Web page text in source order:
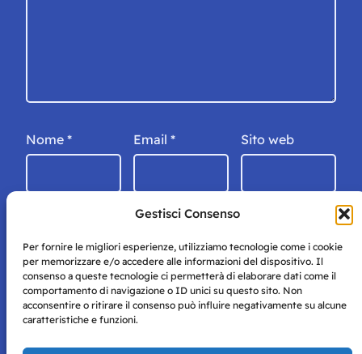
Gestisci Consenso
Per fornire le migliori esperienze, utilizziamo tecnologie come i cookie
per memorizzare e/o accedere alle informazioni del dispositivo. Il
consenso a queste tecnologie ci permetterà di elaborare dati come il
comportamento di navigazione o ID unici su questo sito. Non
acconsentire o ritirare il consenso può influire negativamente su alcune
caratteristiche e funzioni.
Nome * Email * Sito web